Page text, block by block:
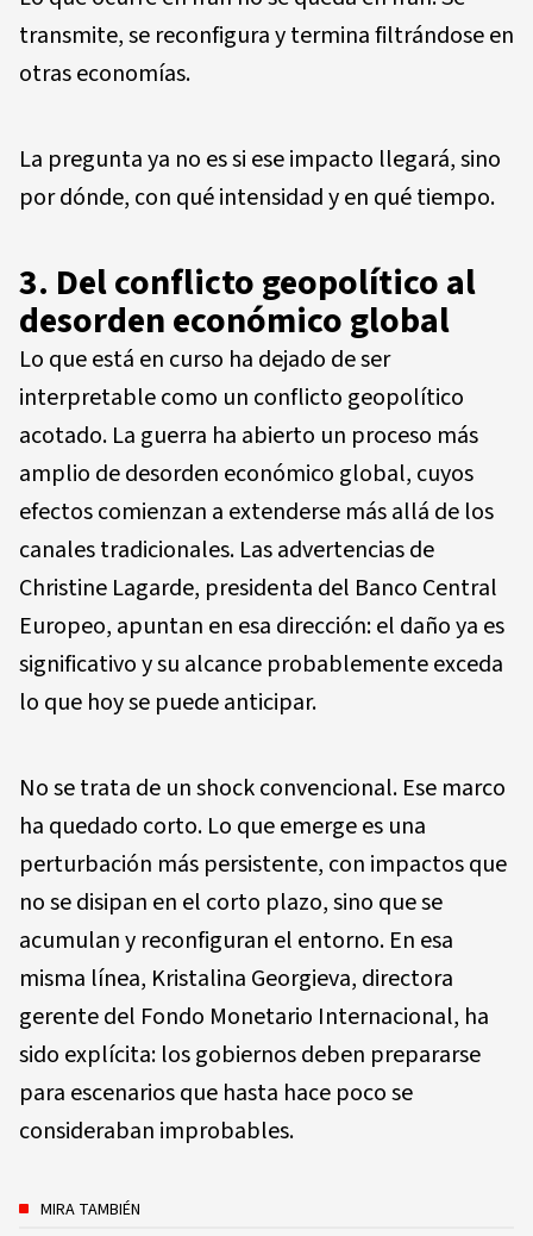
transmite, se reconfigura y termina filtrándose en
otras economías.
La pregunta ya no es si ese impacto llegará, sino
por dónde, con qué intensidad y en qué tiempo.
3. Del conflicto geopolítico al
desorden económico global
Lo que está en curso ha dejado de ser
interpretable como un conflicto geopolítico
acotado. La guerra ha abierto un proceso más
amplio de desorden económico global, cuyos
efectos comienzan a extenderse más allá de los
canales tradicionales. Las advertencias de
Christine Lagarde, presidenta del Banco Central
Europeo, apuntan en esa dirección: el daño ya es
significativo y su alcance probablemente exceda
lo que hoy se puede anticipar.
No se trata de un shock convencional. Ese marco
ha quedado corto. Lo que emerge es una
perturbación más persistente, con impactos que
no se disipan en el corto plazo, sino que se
acumulan y reconfiguran el entorno. En esa
misma línea, Kristalina Georgieva, directora
gerente del Fondo Monetario Internacional, ha
sido explícita: los gobiernos deben prepararse
para escenarios que hasta hace poco se
consideraban improbables.
MIRA TAMBIÉN